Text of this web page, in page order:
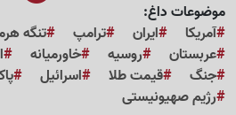
موضوعات داغ:
آمریکا
ایران ترامپ تنگه
عربستان
روسیه خاورمیانه
جنگ
قیمت طلا اسرائیل
رژیم صهیونیستی